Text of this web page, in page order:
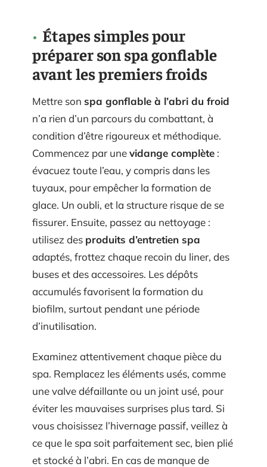
Étapes simples pour
préparer son spa gonflable
avant les premiers froids
Mettre son spa gonflable à l’abri du froid
n’a rien d’un parcours du combattant, à
condition d’être rigoureux et méthodique.
Commencez par unevidange complète :
évacuez toute l’eau, y compris dans les
tuyaux, pour empêcher la formation de
glace. Un oubli, et la structure risque de se
fissurer. Ensuite, passez au nettoyage :
utilisez des produits d’entretien spa
adaptés, frottez chaque recoin du liner, des
buses et des accessoires. Les dépôts
accumulés favorisent la formation du
biofilm, surtout pendant une période
d’inutilisation.
Examinez attentivement chaque pièce du
spa. Remplacez les éléments usés, comme
une valve défaillante ou un joint usé, pour
éviter les mauvaises surprises plus tard. Si
vous choisissez l’hivernage passif, veillez à
ce que le spa soit parfaitement sec, bien plié
et stocké à l’abri. En cas de manque de